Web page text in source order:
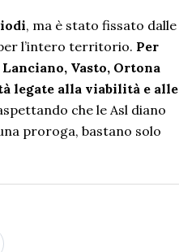
, ma è stato fissato dalle
l’intero territorio. Per
Vasto, Ortona
legate alla viabilità e alle
che le Asl diano
proroga, bastano solo